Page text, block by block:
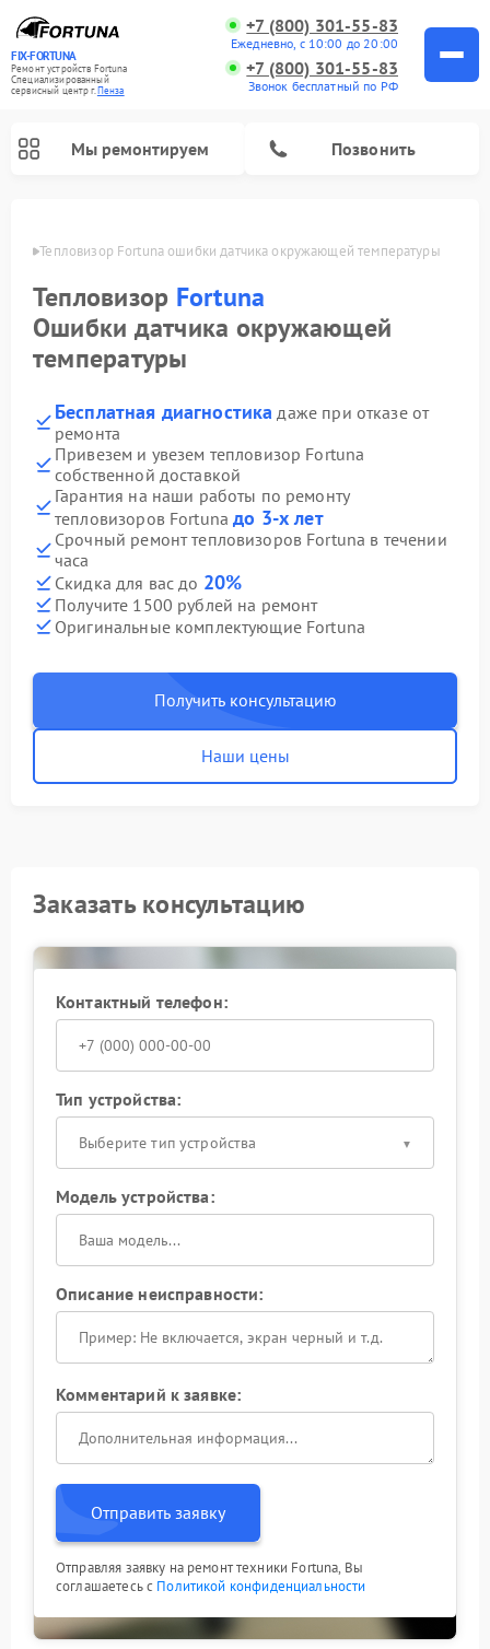
FIX-FORTUNA
Ремонт устройств Fortuna
Специализированный
cервисный центр г.Пенза
+7 (800) 301-55-83
Ежедневно, с 10:00 до 20:00
+7 (800) 301-55-83
Звонок бесплатный по РФ
Мы ремонтируем Позвонить
Тепловизор Fortuna ошибки датчика окружающей температуры
Тепловизор Fortuna
Ошибки датчика окружающей
температуры
Бесплатная диагностика даже при отказе от
ремонта
Привезем и увезем тепловизор Fortuna
собственной доставкой
Гарантия на наши работы по ремонту
тепловизоров Fortunaдо 3-х лет
Срочный ремонт тепловизоров Fortuna в течении
часа
Скидка для вас до 20%
Получите 1500 рублей на ремонт
Оригинальные комплектующие Fortuna
Получить консультацию
Наши цены
Заказать консультацию
Контактный телефон:
Тип устройства:
Выберите тип устройства
Модель устройства:
Описание неисправности:
Комментарий к заявке:
Отправить заявку
Отправляя заявку на ремонт техники Fortuna, Вы
соглашаетесь с Политикой конфиденциальности